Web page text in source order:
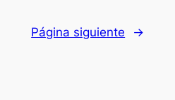
Página siguiente →